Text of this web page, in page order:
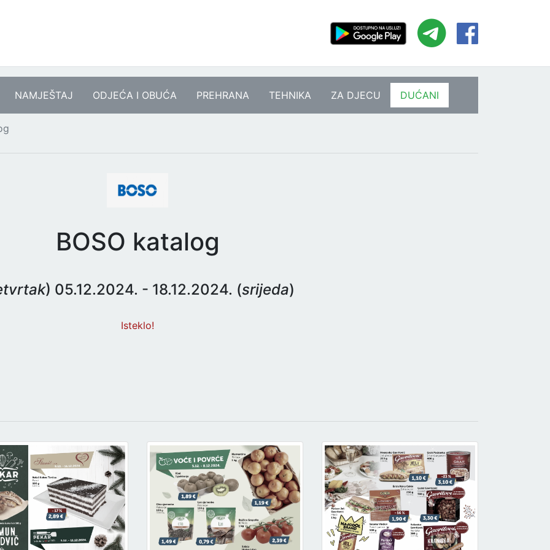
NAMJEŠTAJ ODJEĆA I OBUĆA PREHRANA TEHNIKA ZA DJECU DUĆANI
BOSO katalog
) 05.12.2024. - 18.12.2024. (srijeda)
Isteklo!